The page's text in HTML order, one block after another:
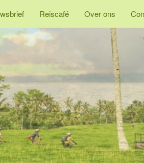
Reiscafé Over ons